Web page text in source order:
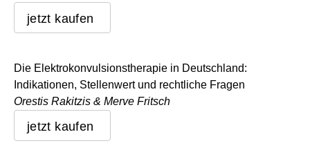
jetzt kaufen
Die Elektrokonvulsionstherapie in Deutschland:
Indikationen, Stellenwert und rechtliche Fragen
Orestis Rakitzis & Merve Fritsch
jetzt kaufen